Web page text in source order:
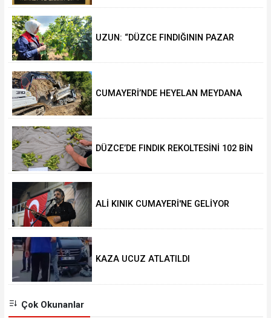
UZUN: “DÜZCE FINDIĞININ PAZAR
CUMAYERİ’NDE HEYELAN MEYDANA
DÜZCE’DE FINDIK REKOLTESİNİ 102 BİN
ALİ KINIK CUMAYERİ'NE GELİYOR
KAZA UCUZ ATLATILDI
Çok Okunanlar